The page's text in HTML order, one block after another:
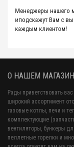
Менеджеры нашего
иподскажут Вам с
каждым клиентом!
О НАШЕМ
Рады приветствовать
широкий ассортимент
газовые котлы, печи и
комплектующие
вентиляторы, бункеры
пеллетные горелки и